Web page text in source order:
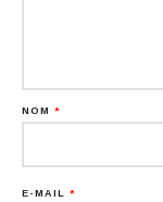
NOM *
E-MAIL *